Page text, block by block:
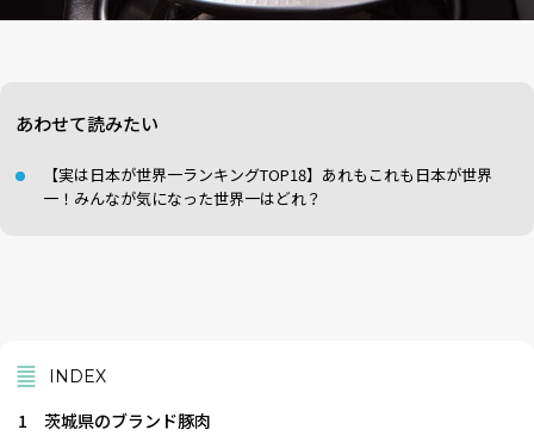
あわせて読みたい
【実は日本が世界一ランキングTOP18】あれもこれも日本が世界
一！みんなが気になった世界一はどれ？
INDEX
1
茨城県のブランド豚肉